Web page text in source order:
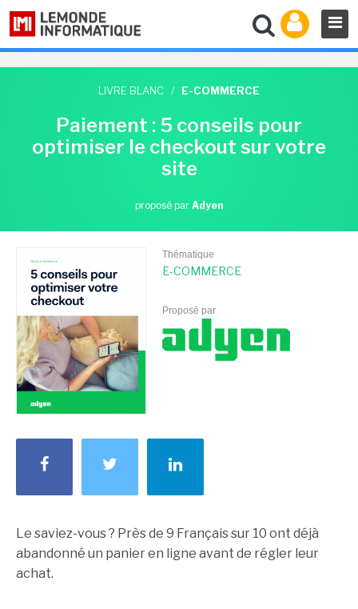
LIVRE BLANC / E-COMMERCE
Paiement : 5 conseils pour
optimiser le checkout sur votre
site
proposé par Adyen
Thématique
E-COMMERCE
Proposé par
Le saviez-vous ? Près de 9 Français sur 10 ont déjà
abandonné un panier en ligne avant de régler leur
achat.